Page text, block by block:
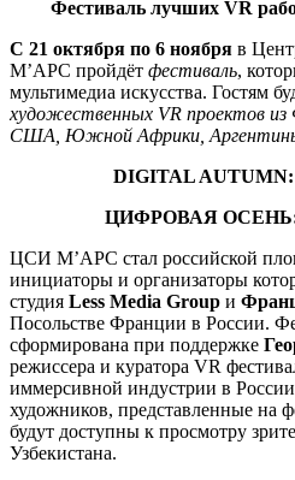
Фестиваль лучших VR
C 21 октября по 6 ноября в
М’АРС пройдёт фестиваль,
мультимедиа искусства. Гостям
художественных VR проектов из
США, Южной Африки,
DIGITAL AUTUMN:
ЦИФРОВАЯ
ЦСИ М’АРС стал российской
инициаторы и организаторы
студия Less Media Group и
Посольстве Франции в России.
сформирована при поддержке
режиссера и куратора VR
иммерсивной индустрии в
художников, представленные на
будут доступны к просмотру
Узбекистана.